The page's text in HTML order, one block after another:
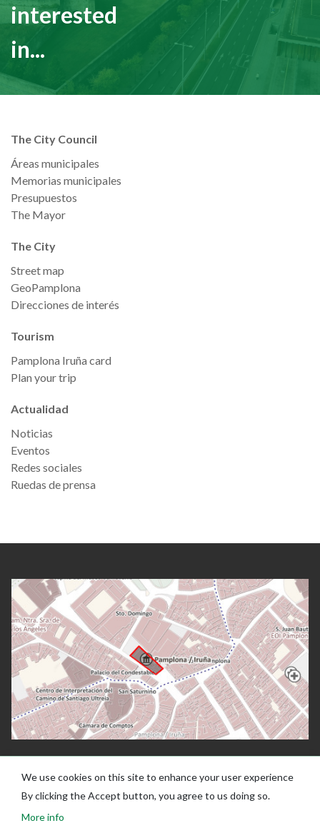
interested
in...
The City Council
Áreas municipales
Memorias municipales
Presupuestos
The Mayor
The City
Street map
GeoPamplona
Direcciones de interés
Tourism
Pamplona Iruña card
Plan your trip
Actualidad
Noticias
Eventos
Redes sociales
Ruedas de prensa
We use cookies on this site to enhance your user experience
By clicking the Accept button, you agree to us doing so.
More info